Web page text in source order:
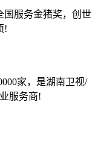
国服务金猪奖，创世
!
家，是湖南卫视/
服务商!